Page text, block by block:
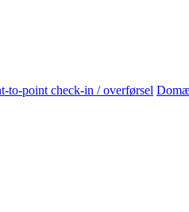
to-point check-in / overførsel